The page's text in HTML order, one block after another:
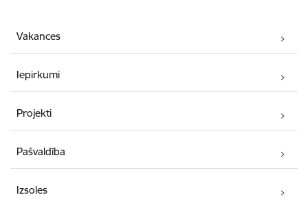
Vakances
Iepirkumi
Projekti
Pašvaldība
Izsoles